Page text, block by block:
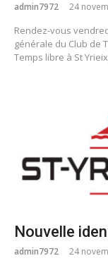
admin7972 24
Rendez-vous
générale du Club de
Temps libre à St
Nouvelle
admin7972 24